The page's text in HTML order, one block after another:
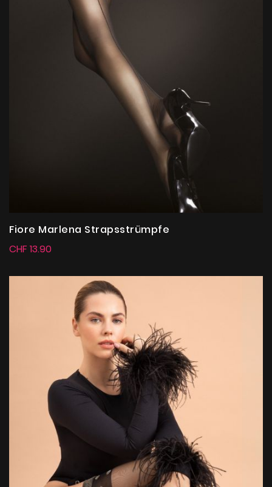
Fiore Marlena Strapsstrümpfe
CHF 13.90